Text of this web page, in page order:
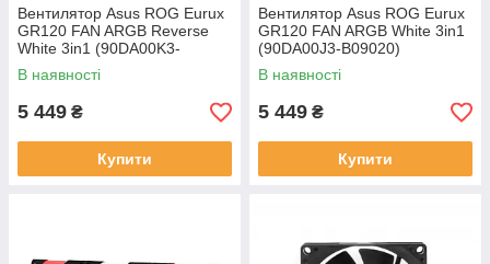
Вентилятор Asus ROG Eurux
GR120 FAN ARGB Reverse
White 3in1 (90DA00K3-
B09020)
В наявності
5 449 ₴
Купити
Вентилятор Asus ROG Eurux
GR120 FAN ARGB White 3in1
(90DA00J3-B09020)
В наявності
5 449 ₴
Купити